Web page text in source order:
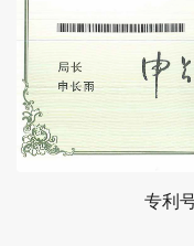
专利